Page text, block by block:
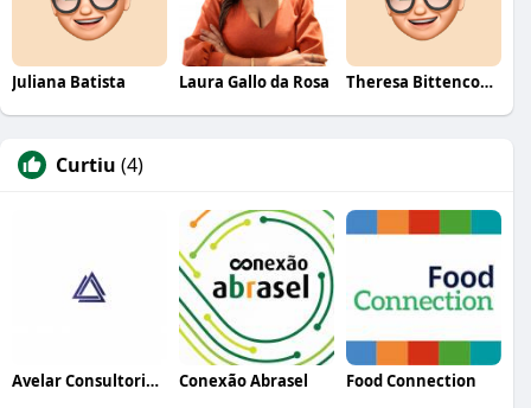
Juliana Batista Laura Gallo da Rosa Theresa Bittencourt
Curtiu (4)
Avelar Consultoria Empresarial Conexão Abrasel Food Connection